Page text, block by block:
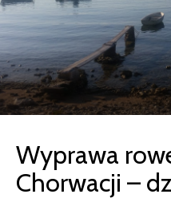
Wyprawa
Chorwacji –